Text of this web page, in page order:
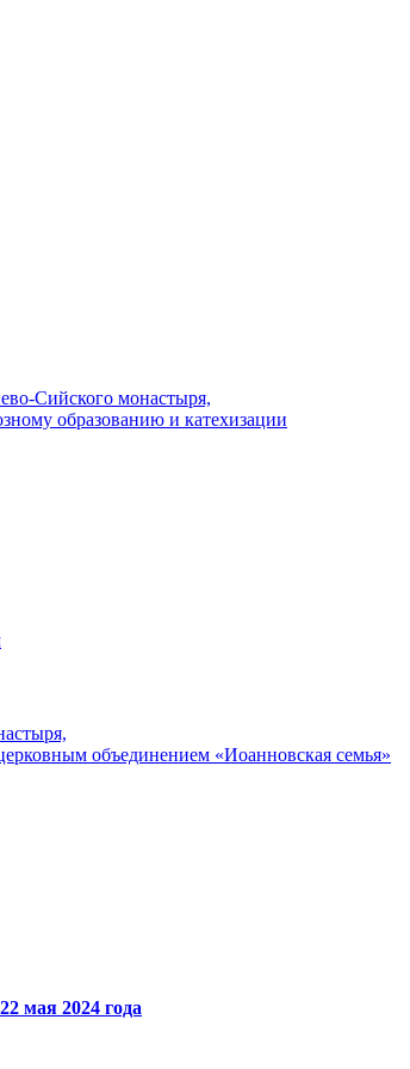
Сийского монастыря,
образованию и катехизации
объединением «Иоанновская семья»
мая 2024 года